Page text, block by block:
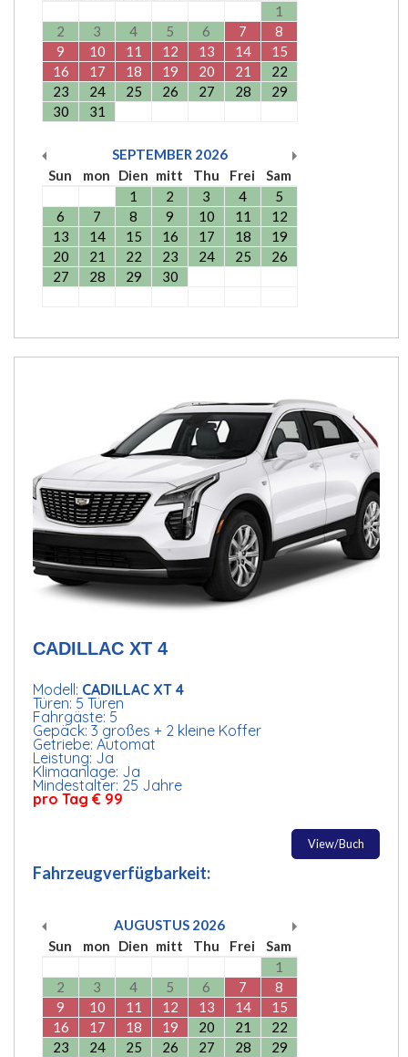
1
2
3 4 5 6 7
8
9
10 11 12 13 14
15
16
17 18 19 20 21
22
23
24 25 26 27 28
29
30
31
SEPTEMBER 2026
Sun
mon Dien mitt Thu Frei
Sam
1
2 3 4
5
6
7 8 9 10 11
12
13
14 15 16 17 18
19
20
21 22 23 24 25
26
27
28 29 30
CADILLAC XT 4
Modell: CADILLAC XT 4
Türen: 5 Türen
Fahrgäste: 5
Gepäck: 3 großes + 2 kleine Koffer
Getriebe: Automat
Leistung: Ja
Klimaanlage: Ja
Mindestalter: 25 Jahre
pro Tag € 99
View/Buch
Fahrzeugverfügbarkeit:
AUGUSTUS 2026
Sun
mon Dien mitt Thu Frei
Sam
1
2
3 4 5 6 7
8
9
10 11 12 13 14
15
16
17 18 19 20 21
22
23
24 25 26 27 28
29